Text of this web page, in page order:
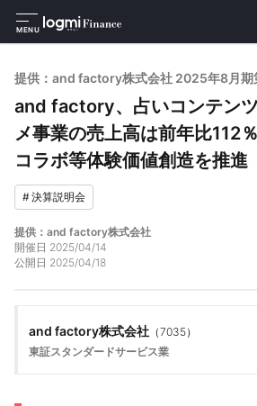
MENU
提供：and factory株式会社 2025年8月期
and factory、占いコンテン
メ事業の売上高は前年比112
コラボ等体験価値創造を推進
#決算説明会
提供：and factory株式会社
開催日 2025/04/14
公開日 2025/04/18
and factory株式会社 （7035）
東証スタンダードサービス業